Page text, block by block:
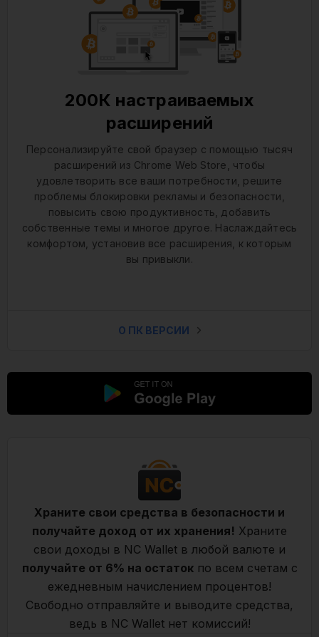
200К настраиваемых
расширений
Персонализируйте свой браузер с помощью тысяч
расширений из Chrome Web Store, чтобы
удовлетворить все ваши потребности, решите
проблемы блокировки рекламы и безопасности,
повысить свою продуктивность, добавить
собственные темы и многое другое. Наслаждайтесь
комфортом, установив все расширения, к которым
вы привыкли.
О ПК ВЕРСИИ
Храните свои средства в безопасности и
получайте доход от их хранения! Храните
свои доходы в NC Wallet в любой валюте и
получайте от 6% на остатокпо всем счетам с
ежедневным начислением процентов!
Свободно отправляйте и выводите средства,
ведь в NC Wallet нет комиссий!